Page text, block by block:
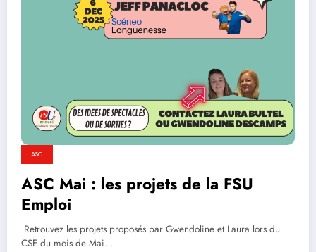
ASC
ASC Mai : les projets de la FSU
Emploi
Retrouvez les projets proposés par Gwendoline et Laura lors du
CSE du mois de Mai…